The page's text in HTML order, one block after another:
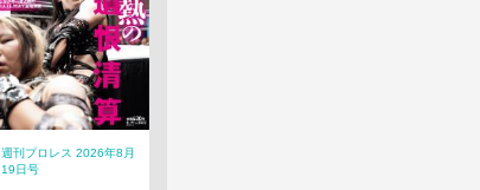
週刊プロレス 2026年8月
19日号